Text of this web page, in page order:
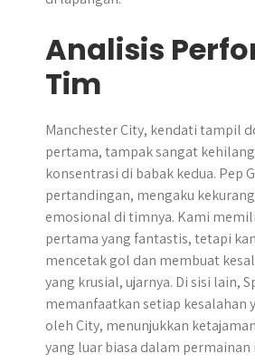
Analisis
Tim
Manchester City, kendati tampil
pertama, tampak sangat
konsentrasi di babak kedua. Pep
pertandingan, mengaku
emosional di timnya. Kami
pertama yang fantastis, tetapi
mencetak gol dan membuat
yang krusial, ujarnya. Di sisi lain,
memanfaatkan setiap kesalahan
oleh City, menunjukkan
yang luar biasa dalam permainan